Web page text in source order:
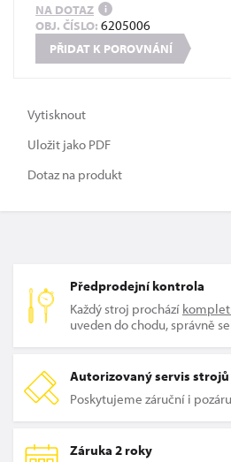
NA DOTAZ i
OBJ. ČÍSLO: 6205006
PŘIDAT K POROVNÁNÍ
Vytisknout
Uložit jako PDF
Dotaz na produkt
Předprodejní kontrola
Každý stroj prochází
uveden do chodu, správně
Autorizovaný servis strojů
Poskytujeme záruční i
Záruka 2 roky